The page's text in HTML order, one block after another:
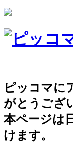
ピッコマに
がとうござ
本ページは
けます。